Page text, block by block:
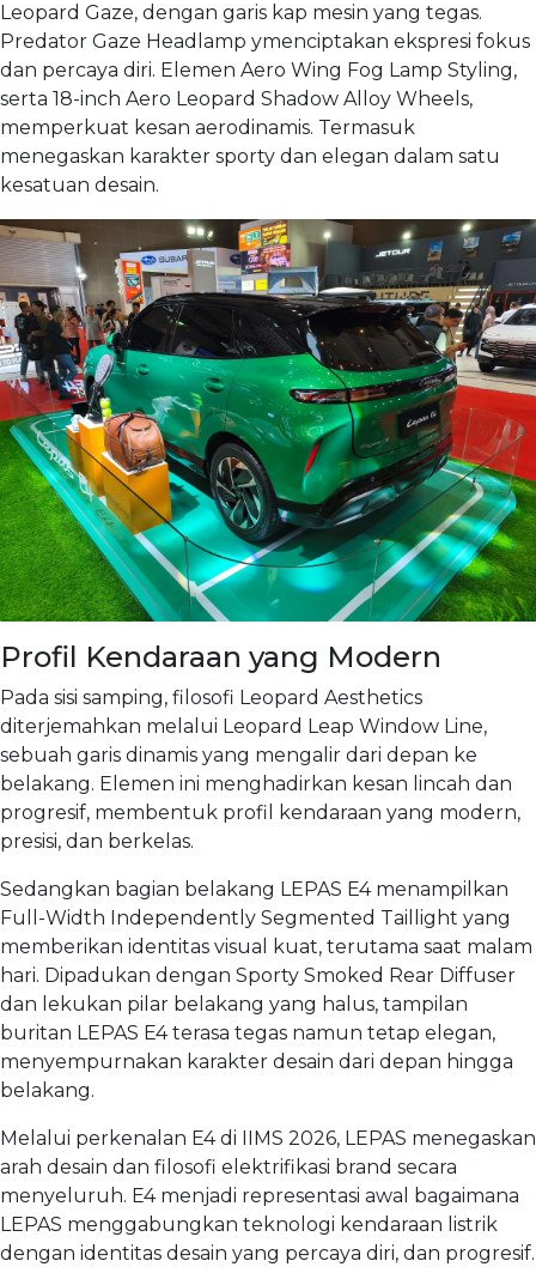
Leopard Gaze, dengan garis kap mesin yang tegas.
Predator Gaze Headlamp ymenciptakan ekspresi fokus
dan percaya diri. Elemen Aero Wing Fog Lamp Styling,
serta 18-inch Aero Leopard Shadow Alloy Wheels,
memperkuat kesan aerodinamis. Termasuk
menegaskan karakter sporty dan elegan dalam satu
kesatuan desain.
Profil Kendaraan yang Modern
Pada sisi samping, filosofi Leopard Aesthetics
diterjemahkan melalui Leopard Leap Window Line,
sebuah garis dinamis yang mengalir dari depan ke
belakang. Elemen ini menghadirkan kesan lincah dan
progresif, membentuk profil kendaraan yang modern,
presisi, dan berkelas.
Sedangkan bagian belakang LEPAS E4 menampilkan
Full-Width Independently Segmented Taillight yang
memberikan identitas visual kuat, terutama saat malam
hari. Dipadukan dengan Sporty Smoked Rear Diffuser
dan lekukan pilar belakang yang halus, tampilan
buritan LEPAS E4 terasa tegas namun tetap elegan,
menyempurnakan karakter desain dari depan hingga
belakang.
Melalui perkenalan E4 di IIMS 2026, LEPAS menegaskan
arah desain dan filosofi elektrifikasi brand secara
menyeluruh. E4 menjadi representasi awal bagaimana
LEPAS menggabungkan teknologi kendaraan listrik
dengan identitas desain yang percaya diri, dan progresif.